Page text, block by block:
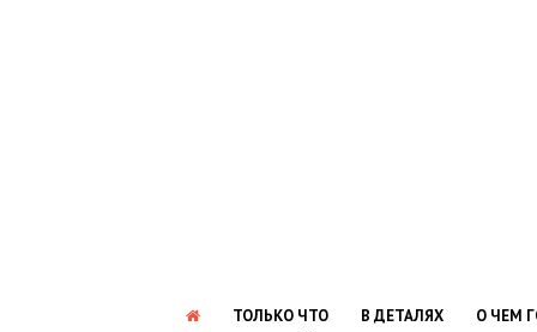
ТОЛЬКО ЧТО В ДЕТАЛЯХ
О ЧЕМ